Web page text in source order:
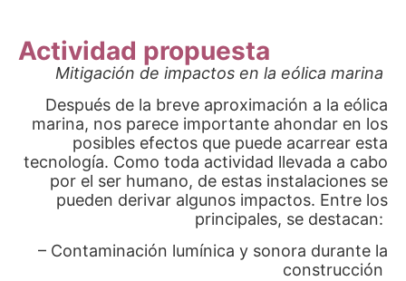
Actividad propuesta
Mitigación de impactos en la eólica marina
Después de la breve aproximación a la eólica
marina, nos parece importante ahondar en los
posibles efectos que puede acarrear esta
tecnología. Como toda actividad llevada a cabo
por el ser humano, de estas instalaciones se
pueden derivar algunos impactos. Entre los
principales, se destacan:
– Contaminación lumínica y sonora durante la
construcción